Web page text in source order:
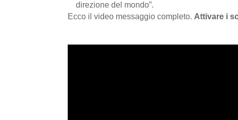
direzione del mondo”.
Ecco il video messaggio completo. Attivare i